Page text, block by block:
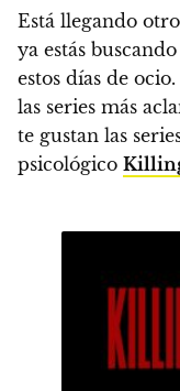
Está llegando
ya estás
estos días de ocio.
las series más
te gustan las
psicológico